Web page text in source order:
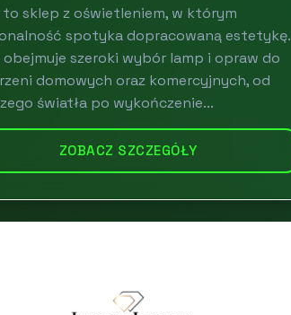
to sklep z oświetleniem, w którym
spotyka dopracowaną estetykę.
szeroki wybór lamp i opraw do
domowych oraz komercyjnych, od
światła po wykończenie...
ZOBACZ SZCZEGÓŁY